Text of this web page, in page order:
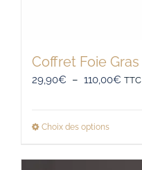
Coffret Foie
29,90€ – 110,00€
à
Choix des optionsCe